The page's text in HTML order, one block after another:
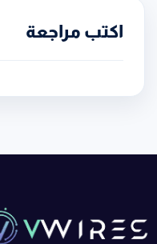
اكتب مراجعة